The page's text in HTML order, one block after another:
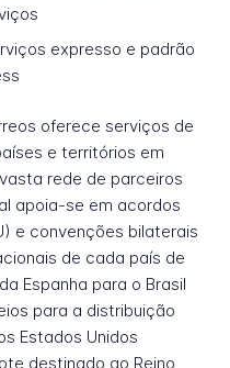
expresso e padrão
oferece serviços de
e territórios em
rede de parceiros
apoia-se em acordos
e convenções bilaterais
de cada país de
Espanha para o Brasil
para a distribuição
Estados Unidos
destinado ao Reino